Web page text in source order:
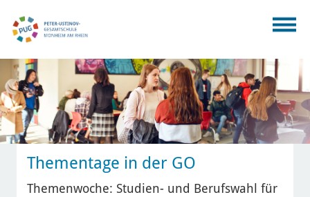
Thementage in der GO
Themenwoche: Studien- und Berufswahl für